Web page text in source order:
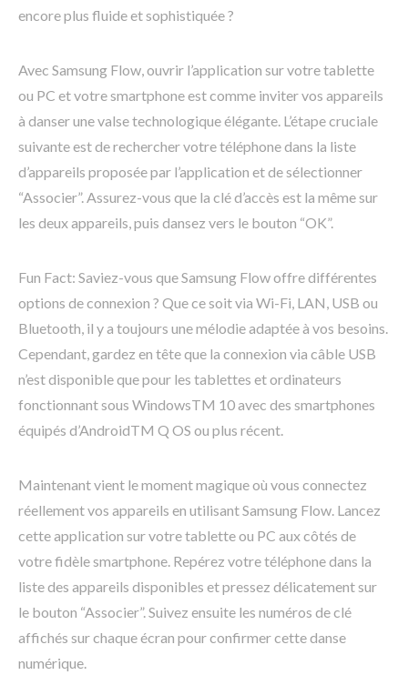
encore plus fluide et sophistiquée ?
Avec Samsung Flow, ouvrir l’application sur votre tablette
ou PC et votre smartphone est comme inviter vos appareils
à danser une valse technologique élégante. L’étape cruciale
suivante est de rechercher votre téléphone dans la liste
d’appareils proposée par l’application et de sélectionner
“Associer”. Assurez-vous que la clé d’accès est la même sur
les deux appareils, puis dansez vers le bouton “OK”.
Fun Fact: Saviez-vous que Samsung Flow offre différentes
options de connexion ? Que ce soit via Wi-Fi, LAN, USB ou
Bluetooth, il y a toujours une mélodie adaptée à vos besoins.
Cependant, gardez en tête que la connexion via câble USB
n’est disponible que pour les tablettes et ordinateurs
fonctionnant sous WindowsTM 10 avec des smartphones
équipés d’AndroidTM Q OS ou plus récent.
Maintenant vient le moment magique où vous connectez
réellement vos appareils en utilisant Samsung Flow. Lancez
cette application sur votre tablette ou PC aux côtés de
votre fidèle smartphone. Repérez votre téléphone dans la
liste des appareils disponibles et pressez délicatement sur
le bouton “Associer”. Suivez ensuite les numéros de clé
affichés sur chaque écran pour confirmer cette danse
numérique.